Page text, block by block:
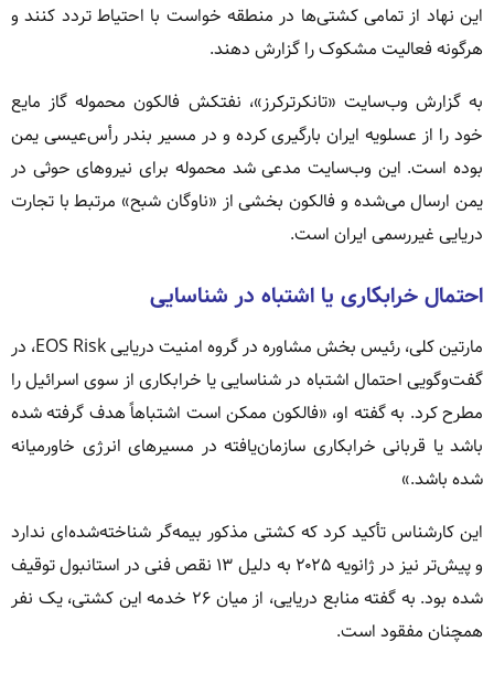
این نهاد از تمامی کشتی‌ها در منطقه خواست با احتیاط تردد کنند و
هرگونه فعالیت مشکوک را گزارش دهند.
به گزارش وب‌سایت «تانکرترکرز»، نفتکش فالکون محموله گاز مایع
خود را از عسلویه ایران بارگیری کرده و در مسیر بندر رأس‌عیسی یمن
بوده است. این وب‌سایت مدعی شد محموله برای نیروهای حوثی در
یمن ارسال می‌شده و فالکون بخشی از «ناوگان شبح» مرتبط با تجارت
دریایی غیررسمی ایران است.
احتمال خرابکاری یا اشتباه در شناسایی
مارتین کلی، رئیس بخش مشاوره در گروه امنیت دریایی EOS Risk، در
گفت‌وگویی احتمال اشتباه در شناسایی یا خرابکاری از سوی اسرائیل را
مطرح کرد. به گفته او، «فالکون ممکن است اشتباهاً هدف گرفته شده
باشد یا قربانی خرابکاری سازمان‌یافته در مسیرهای انرژی خاورمیانه
شده باشد.»
این کارشناس تأکید کرد که کشتی مذکور بیمه‌گر شناخته‌شده‌ای ندارد
و پیش‌تر نیز در ژانویه ۲۰۲۵ به دلیل ۱۳ نقص فنی در استانبول توقیف
شده بود. به گفته منابع دریایی، از میان ۲۶ خدمه این کشتی، یک نفر
همچنان مفقود است.